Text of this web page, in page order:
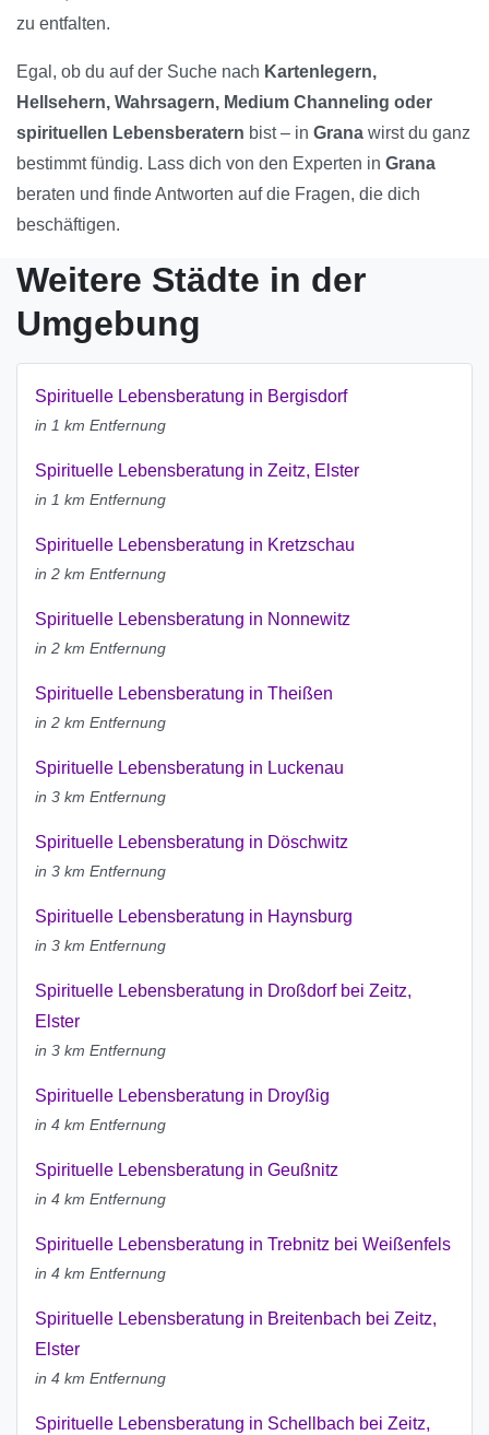
zu entfalten.
Egal, ob du auf der Suche nach Kartenlegern,
Hellsehern, Wahrsagern, Medium Channeling oder
spirituellen Lebensberatern bist – in Grana wirst du ganz
bestimmt fündig. Lass dich von den Experten in Grana
beraten und finde Antworten auf die Fragen, die dich
beschäftigen.
Weitere Städte in der
Umgebung
Spirituelle Lebensberatung in Bergisdorf
in 1 km Entfernung
Spirituelle Lebensberatung in Zeitz, Elster
in 1 km Entfernung
Spirituelle Lebensberatung in Kretzschau
in 2 km Entfernung
Spirituelle Lebensberatung in Nonnewitz
in 2 km Entfernung
Spirituelle Lebensberatung in Theißen
in 2 km Entfernung
Spirituelle Lebensberatung in Luckenau
in 3 km Entfernung
Spirituelle Lebensberatung in Döschwitz
in 3 km Entfernung
Spirituelle Lebensberatung in Haynsburg
in 3 km Entfernung
Spirituelle Lebensberatung in Droßdorf bei Zeitz,
Elster
in 3 km Entfernung
Spirituelle Lebensberatung in Droyßig
in 4 km Entfernung
Spirituelle Lebensberatung in Geußnitz
in 4 km Entfernung
Spirituelle Lebensberatung in Trebnitz bei Weißenfels
in 4 km Entfernung
Spirituelle Lebensberatung in Breitenbach bei Zeitz,
Elster
in 4 km Entfernung
Spirituelle Lebensberatung in Schellbach bei Zeitz,